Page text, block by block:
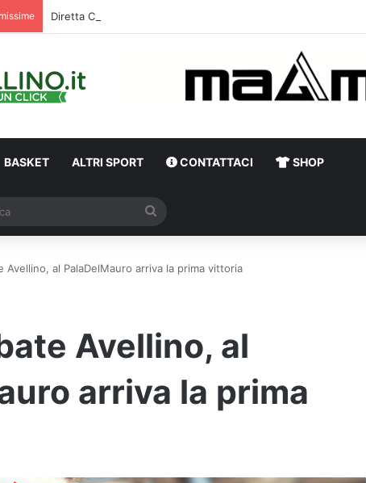
Diretta Calciomercato Avellino e Serie B, trattative e ufficialità
BASKET ALTRI SPORT CONTATTACI SHOP
Avellino, al PalaDelMauro arriva la prima vittoria
Avellino, al
arriva la prima